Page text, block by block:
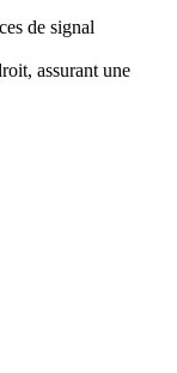
de signal
assurant une